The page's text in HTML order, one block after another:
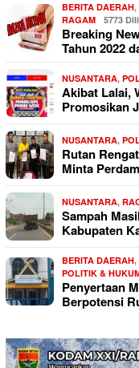
BERITA DAERAH,
RAGAM
5773
Breaking
Tahun 2022
NUSANTARA,
Akibat Lalai,
Promosikan
NUSANTARA,
Rutan
Minta
NUSANTARA,
Sampah
Kabupaten
BERITA DAERAH,
POLITIK &
Penyertaan
Berpotensi